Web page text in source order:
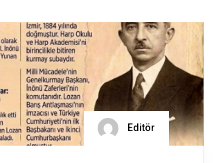
Editör